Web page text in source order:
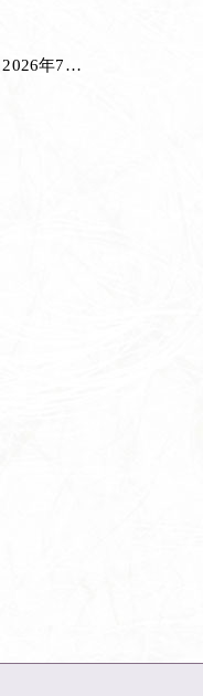
【お知らせ】2026年7月の特別販売